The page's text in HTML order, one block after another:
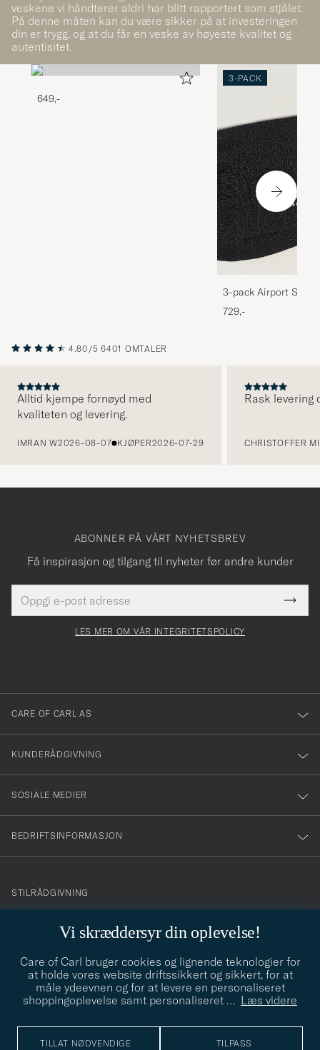
veskene vi håndterer aldri har blitt rapportert som stjålet.
På denne måten kan du være sikker på at investeringen
din er trygg, og at du får en veske av høyeste kvalitet og
autentisitet.
649,-
3-PACK
3-pack Airport
Melange
729,-
4.80/5 6401 OMTALER
Alltid kjempe fornøyd med
kvaliteten og levering.
IMRAN W2026-08-07 KJØPER2026-07-29
Rask levering
CHRISTOFFER
Vi skræddersyr din oplevelse!
Care of Carl bruger cookies og lignende teknologier for
at holde vores website driftssikkert og sikkert, for at
måle ydeevnen og for at levere en personaliseret
shoppingoplevelse samt personaliseret … Læs videre
TILLAT NØDVENDIGE TILPASS
ABONNER PÅ VÅRT NYHETSBREV
Få inspirasjon og tilgang til nyheter før andre kunder
postadresse
felt
Tack
för
dig
till
vårt
nyhetsbrev!
LES MER OM VÅR INTEGRITETSPOLICY
CARE OF CARL AS
KUNDERÅDGIVNING
SOSIALE MEDIER
BEDRIFTSINFORMASJON
info@careofcarl.no
STILRÅDGIVNING
STILRÅDGIVNING
© Care of Carl 2026